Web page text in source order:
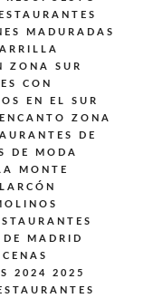
MADURADAS
ZONA SUR
CON
EN EL SUR
ZONA
DE
DE MODA
MONTE
DE MADRID
2024 2025